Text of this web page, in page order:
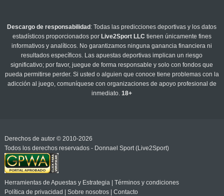
Descargo de responsabilidad : Todas las predicciones deportivas y los datos
estadísticos proporcionados por Live2Sport LLC tienen únicamente fines
informativos y analíticos. No garantizamos ninguna ganancia financiera ni
resultados específicos. Las apuestas deportivas implican un riesgo
significativo; por favor, juegue de forma responsable y solo con fondos que
pueda permitirse perder. Si usted o alguien que conoce tiene problemas con la
adicción al juego, comuníquese con organizaciones de apoyo profesional de
inmediato.18+
Derechos de autor © 2010-2026
Todos los derechos reservados - Donnael Sport (Live2Sport)
Herramientas de Apuestas y Estrategia| Términos y condiciones
Política de privacidad
Sobre nosotros| Contacto